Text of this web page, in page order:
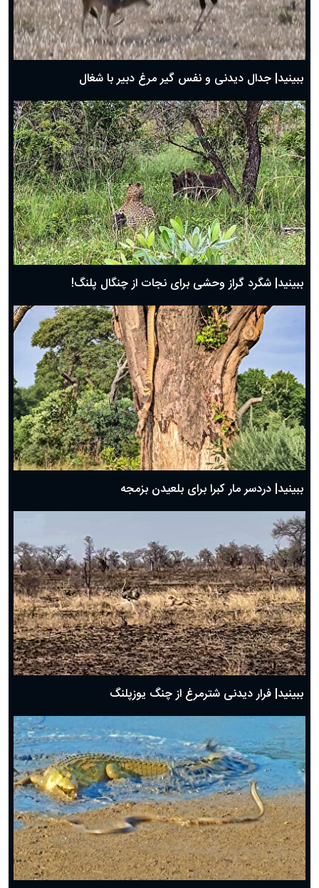
دعای روز اول ماه مبارک رمضان، ۳۰ بهمن ۱۴۰۴
حضرت زینب(س) چگونه از دنیا رفت؟
بهترین پیامک تبریک روز پدر ۱۴۰۴؛ جملات زیبا و صمیمانه
ببینید| جدال دیدنی و نفس گیر مرغ دبیر با شغال
ببینید| شگرد گراز وحشی برای نجات از چنگال پلنگ!
ببینید| دردسر مار کبرا برای بلعیدن بزمجه
ببینید| فرار دیدنی شترمرغ از چنگ یوزپلنگ